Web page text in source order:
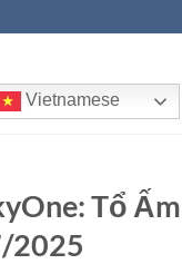
Vietnamese
Tổ Ấm
2025